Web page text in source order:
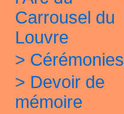
Carrousel du
Louvre
> Cérémonies
> Devoir de
mémoire